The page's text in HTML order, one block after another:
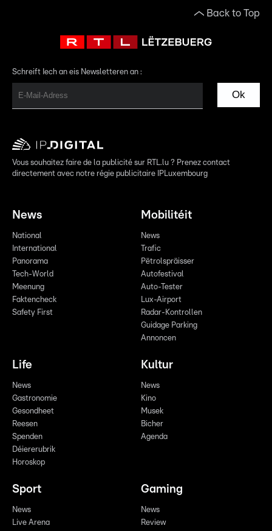
Back to Top
Schreift Iech an eis Newsletteren an :
Ok
Vous souhaitez faire de la publicité sur RTL.lu ? Prenez contact
directement avec notre régie publicitaire IPLuxembourg
News
National
International
Panorama
Tech-World
Meenung
Faktencheck
Safety First
Mobilitéit
News
Trafic
Pëtrolspräisser
Autofestival
Auto-Tester
Lux-Airport
Radar-Kontrollen
Guidage Parking
Annoncen
Life
News
Gastronomie
Gesondheet
Reesen
Spenden
Déiererubrik
Horoskop
Kultur
News
Kino
Musek
Bicher
Agenda
Sport
News
Live Arena
Gaming
News
Review